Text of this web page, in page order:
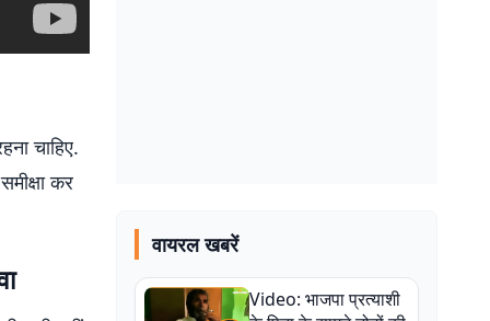
चाहिए.
कर
वायरल खबरें
Video: भाजपा प्रत्याशी